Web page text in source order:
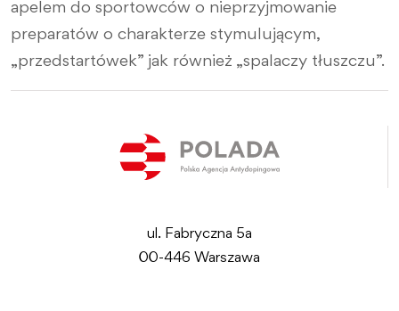
apelem do sportowców o nieprzyjmowanie
preparatów o charakterze stymulującym,
„przedstartówek” jak również „spalaczy tłuszczu”.
ul. Fabryczna 5a
00-446 Warszawa